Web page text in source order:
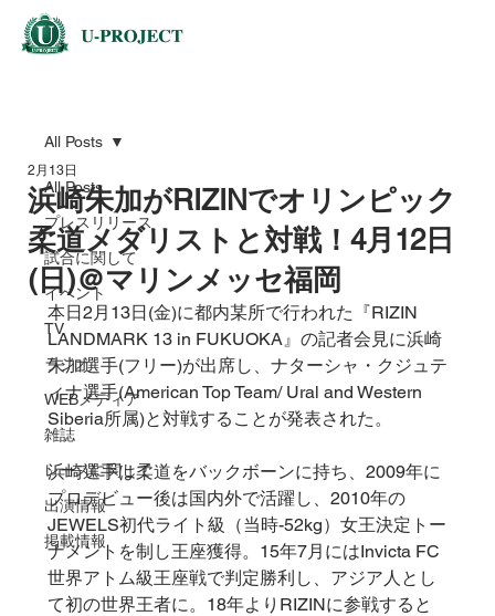
All Posts
プレスリリース
試合に関して
イベント
TV
ラジオ
WEBメディア
雑誌
レースに関して
出演情報
掲載情報
All Posts
浜崎朱加がRIZINでオリンピック
柔道メダリストと対戦！4月12日
(日)＠マリンメッセ福岡
2月13日
本日2月13日(金)に都内某所で行われた『RIZIN
LANDMARK 13 in FUKUOKA』の記者会見に浜崎
朱加選手(フリー)が出席し、ナターシャ・クジュテ
ィナ選手(American Top Team/ Ural and Western
Siberia所属)と対戦することが発表された。
浜崎選手は柔道をバックボーンに持ち、2009年に
プロデビュー後は国内外で活躍し、2010年の
JEWELS初代ライト級（当時-52kg）女王決定トー
ナメントを制し王座獲得。15年7月にはInvicta FC
世界アトム級王座戦で判定勝利し、アジア人とし
て初の世界王者に。18年よりRIZINに参戦すると